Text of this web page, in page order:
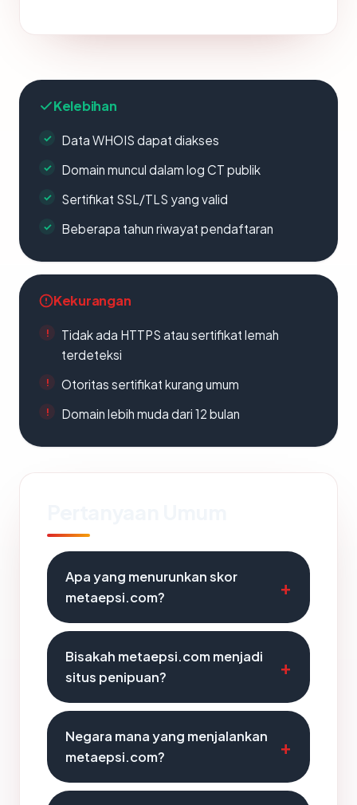
Kelebihan
Data WHOIS dapat diakses
Domain muncul dalam log CT publik
Sertifikat SSL/TLS yang valid
Beberapa tahun riwayat pendaftaran
Kekurangan
Tidak ada HTTPS atau sertifikat lemah
terdeteksi
Otoritas sertifikat kurang umum
Domain lebih muda dari 12 bulan
Apa yang menurunkan skor
metaepsi.com?
Bisakah metaepsi.com menjadi
situs penipuan?
Negara mana yang menjalankan
metaepsi.com?